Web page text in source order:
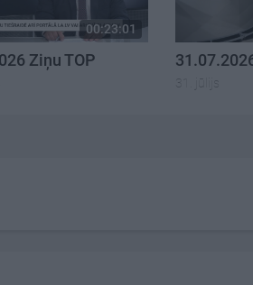
00:23:01
Ziņu TOP
31. jūlijs